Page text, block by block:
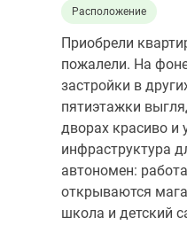
Расположение
Приобрели
пожалели. На
застройки в
пятиэтажки
дворах красиво и
инфраструктура
автономен:
открываются
школа и детский